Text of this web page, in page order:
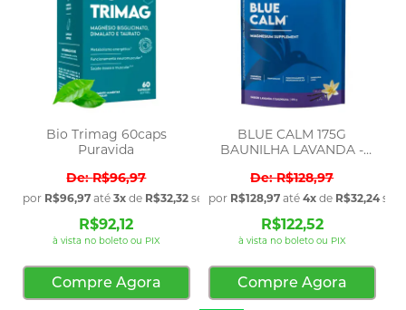
Bio Trimag 60caps
Puravida
R$96,97
por R$96,97 até 3x de R$32,32 sem juros
R$92,12
à vista no boleto ou PIX
Compre Agora
BLUE CALM 175G
BAUNILHA LAVANDA -
R$128,97
por R$128,97até 4xde R$32,24
R$122,52
à vista no boleto ou PIX
Compre Agora